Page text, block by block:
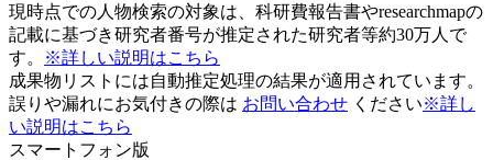
現時点での人物検索の対象は、科研費報告書やresearchmapの
記載に基づき研究者番号が推定された研究者等約30万人で
す。
※詳しい説明はこちら
成果物リストには自動推定処理の結果が適用されています。
誤りや漏れにお気付きの際は お問い合わせ ください※詳し
い説明はこちら
スマートフォン版